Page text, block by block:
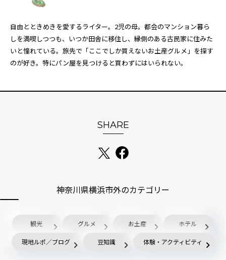
自由とときめきを愛するライター。2児の母。都会のマンション暮ら
しを満喫しつつも、いつか田舎に移住し、縁側のある古民家に住みた
いと憧れている。旅先で「ここでしか買えないお土産グルメ」を探す
のが好き。特にパン屋を見つけると買わずにはいられない。
SHARE
神奈川県横浜市外のカテゴリー
観光 グルメ お土産 ホテル
現地ルポ／ブログ 豆知識 体験・アクティビティ